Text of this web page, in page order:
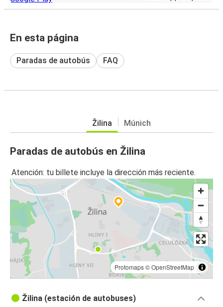
En esta página
Paradas de autobús FAQ
Žilina Múnich
Paradas de autobús en Žilina
Atención: tu billete incluye la dirección más reciente.
Protomaps©OpenStreetMap
Žilina (estación de autobuses)